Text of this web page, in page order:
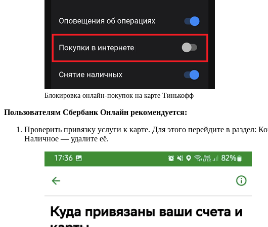
Блокировка онлайн-покупок на карте Тинькофф
Пользователям Сбербанк Онлайн рекомендуется:
Проверить привязку услуги к карте. Для этого перейдите в
Наличное — удалите её.